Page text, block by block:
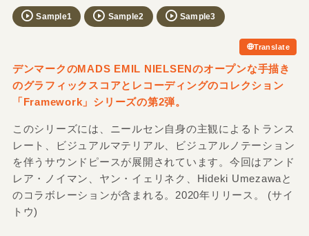
Sample1 Sample2 Sample3
Translate
デンマークのMADS EMIL NIELSENのオープンな手描き
のグラフィックスコアとレコーディングのコレクション
「Framework」シリーズの第2弾。
このシリーズには、ニールセン自身の主観によるトランス
レート、ビジュアルマテリアル、ビジュアルノテーション
を伴うサウンドピースが展開されています。今回はアンド
レア・ノイマン、ヤン・イェリネク、Hideki Umezawaと
のコラボレーションが含まれる。2020年リリース。 (サイ
トウ)